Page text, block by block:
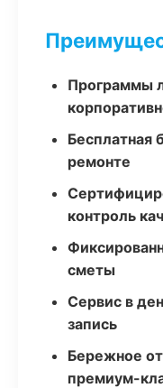
Программы
Бесплатная
ремонте
контроль
сметы
Сервис в
запись
Бережное
премиум-